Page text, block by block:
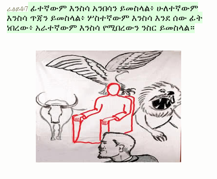
ራዕይ4፡7 ፊተኛውም እንስሳ አንበሳን ይመስላል፥ ሁለተኛውም
እንስሳ ጥጃን ይመስላል፥ ሦስተኛውም እንስሳ እንደ ሰው ፊት
ነበረው፥ አራተኛውም እንስሳ የሚበረውን ንስር ይመስላል።